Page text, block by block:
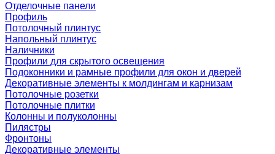
Отделочные панели
Профиль
Потолочный плинтус
Напольный плинтус
Наличники
Профили для скрытого освещения
Подоконники и рамные профили для окон и дверей
Декоративные элементы к молдингам и карнизам
Потолочные розетки
Потолочные плитки
Колонны и полуколонны
Пилястры
Фронтоны
Декоративные элементы